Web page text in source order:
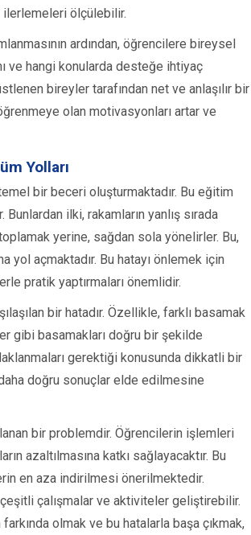
ilerlemeleri ölçülebilir.
ardından, öğrencilere bireysel
ve hangi konularda desteğe ihtiyaç
bireyler tarafından net ve anlaşılır bir
olan motivasyonları artar ve
Yolları
bir beceri oluşturmaktadır. Bu eğitim
ilki, rakamların yanlış sırada
yerine, sağdan sola yönelirler. Bu,
yol açmaktadır. Bu hatayı önlemek için
pratik yaptırmaları önemlidir.
bir hatadır. Özellikle, farklı basamak
gibi basamakları doğru bir şekilde
gerektiği konusunda dikkatli bir
doğru sonuçlar elde edilmesine
bir problemdir. Öğrencilerin işlemleri
azaltılmasına katkı sağlayacaktır. Bu
en aza indirilmesi önerilmektedir.
çalışmalar ve aktiviteler geliştirebilir.
olmak ve bu hatalarla başa çıkmak,